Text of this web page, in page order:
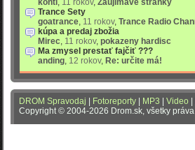
konti , 11 rokov, Zaujímavé stránky
Trance Sety
goatrance, 11 rokov, Trance Radio
kúpa a predaj zbožia
Mirec, 11 rokov, pokazeny hardisc
Ma zmysel prestať fajčiť ???
anding, 12 rokov, Re: určite má!
DROM Spravodaj Fotoreporty MP3 Video
Copyright © 2004-2026 Drom.sk, všetky